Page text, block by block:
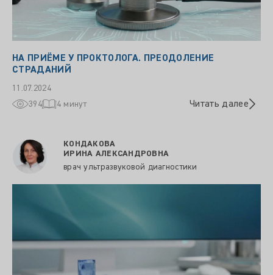
НА ПРИЁМЕ У ПРОКТОЛОГА. ПРЕОДОЛЕНИЕ
СТРАДАНИЙ
11.07.2024
394
4 минут Читать далее
КОНДАКОВА
ИРИНА АЛЕКСАНДРОВНА
врач ультразвуковой диагностики